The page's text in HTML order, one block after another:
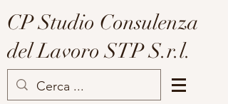
CP Studio Consulenza
del Lavoro STP S.r.l.